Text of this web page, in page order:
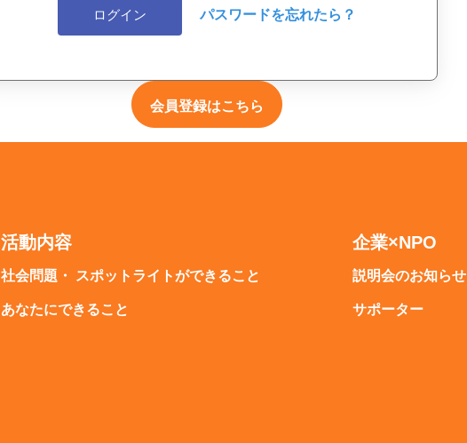
パスワードを忘れたら？
会員登録はこちら
活動内容
社会問題・ スポットライトができること
あなたにできること
企業×NPO
説明会のお知らせ
サポーター